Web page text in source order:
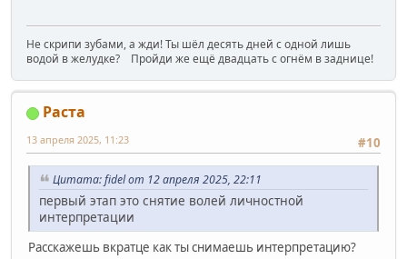
Не скрипи зубами, а жди! Ты шёл десять дней с одной лишь
водой в желудке? Пройди же ещё двадцать с огнём в заднице!
Раста
#10
13 апреля 2025, 11:23
Цитата: fidel от 12 апреля 2025, 22:11
первый этап это снятие волей личностной
интерпретации
Расскажешь вкратце как ты снимаешь интерпретацию?